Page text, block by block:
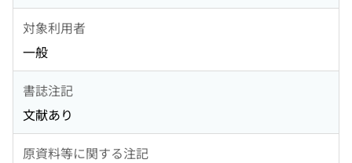
対象利用者
一般
書誌注記
文献あり
原資料等に関する注記